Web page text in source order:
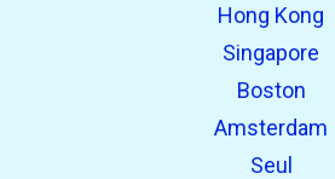
Trovato in precedenza:
Hong Kong
Singapore
Boston
Amsterdam
Seul